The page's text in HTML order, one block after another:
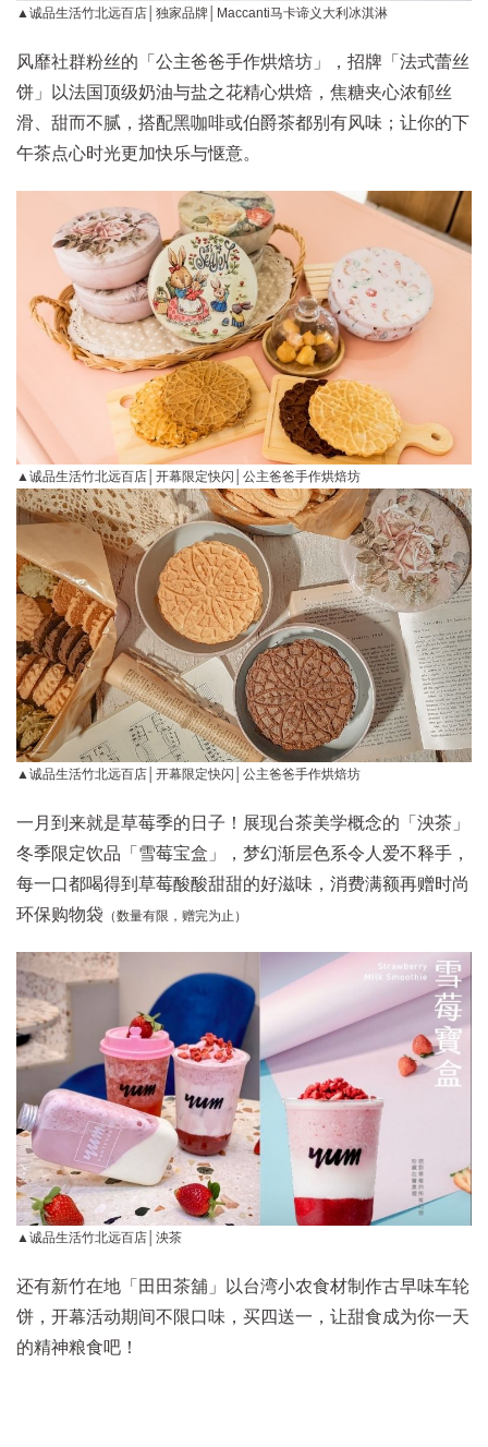
▲诚品生活竹北远百店│独家品牌│Maccanti马卡谛义大利冰淇淋
风靡社群粉丝的「公主爸爸手作烘焙坊」，招牌「法式蕾丝
饼」以法国顶级奶油与盐之花精心烘焙，焦糖夹心浓郁丝
滑、甜而不腻，搭配黑咖啡或伯爵茶都别有风味；让你的下
午茶点心时光更加快乐与惬意。
▲诚品生活竹北远百店│开幕限定快闪│公主爸爸手作烘焙坊
▲诚品生活竹北远百店│开幕限定快闪│公主爸爸手作烘焙坊
一月到来就是草莓季的日子！展现台茶美学概念的「泱茶」
冬季限定饮品「雪莓宝盒」，梦幻渐层色系令人爱不释手，
每一口都喝得到草莓酸酸甜甜的好滋味，消费满额再赠时尚
环保购物袋 （数量有限，赠完为止）
▲诚品生活竹北远百店│泱茶
还有新竹在地「田田茶舖」以台湾小农食材制作古早味车轮
饼，开幕活动期间不限口味，买四送一，让甜食成为你一天
的精神粮食吧！